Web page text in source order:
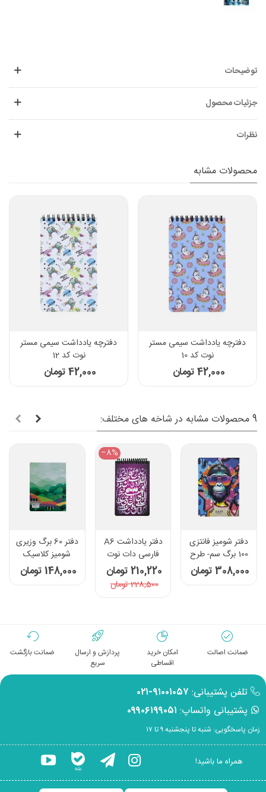
توضیحات
جزئیات محصول
نظرات
محصولات مشابه
دفترچه یادداشت سیمی مستر
نوت کد 10
42,000 تومان
دفترچه یادداشت سیمی مستر
نوت کد 12
42,000 تومان
9 محصولات مشابه در شاخه های مختلف:
دفتر شومیز فانتزی
100 برگ سم- طرح
Monkey
308,000 تومان
‎−8%
دفتر یادداشت A6
فارسی دات نوت
سری Science رنگ
زرشکی
210,220 تومان
228,500 تومان
دفتر 60 برگ وزیری
شومیز کلاسیک
الیپون - کد 2152218
148,000 تومان
ضمانت اصالت
امکان خرید
اقساطی
پردازش و ارسال
سریع
ضمانت بازگشت
تلفن پشتیبانی: ۹۱۰۰۱۰۵۷-۰۲۱
پشتیبانی واتساپ: ۰۹۹۰۶۱۹۹۰۵۱
زمان پاسخگویی: شنبه تا پنجشنبه ۹ تا ۱۷
همراه ما باشید!